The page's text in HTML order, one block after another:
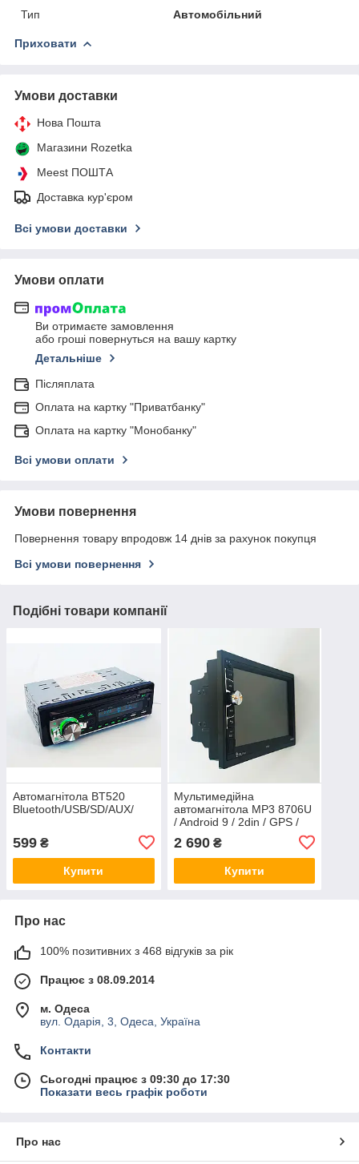
Тип
Автомобільний
Приховати
Умови доставки
Нова Пошта
Магазини Rozetka
Meest ПОШТА
Доставка кур'єром
Всі умови доставки
Умови оплати
Ви отримаєте замовлення
або гроші повернуться на вашу картку
Детальніше
Післяплата
Оплата на картку "Приватбанку"
Оплата на картку "Монобанку"
Всі умови оплати
Умови повернення
Повернення товару впродовж 14 днів за рахунок покупця
Всі умови повернення
Подібні товари компанії
Автомагнітола BT520
Bluetooth/USB/SD/AUX/
599 ₴
Купити
Мультимедійна
автомагнітола MP3 8706U
/ Android 9 / 2din / GPS /
2 690₴
Купити
Про нас
100% позитивних з 468 відгуків за рік
Працює з 08.09.2014
м. Одеса
вул. Одарія, 3, Одеса, Україна
Контакти
Сьогодні працює з 09:30 до 17:30
Показати весь графік роботи
Про нас